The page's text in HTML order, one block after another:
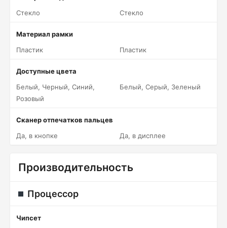
Стекло
Стекло
Материал рамки
Пластик
Пластик
Доступные цвета
Белый, Черный, Синий,
Розовый
Белый, Серый, Зеленый
Сканер отпечатков пальцев
Да, в кнопке
Да, в дисплее
Производительность
Процессор
Чипсет